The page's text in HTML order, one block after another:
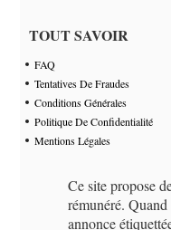
TOUT SAVOIR
FAQ
Tentatives De Fraudes
Conditions Générales
Politique De Confidentialité
Mentions Légales
Ce site propose
rémunéré.
annonce